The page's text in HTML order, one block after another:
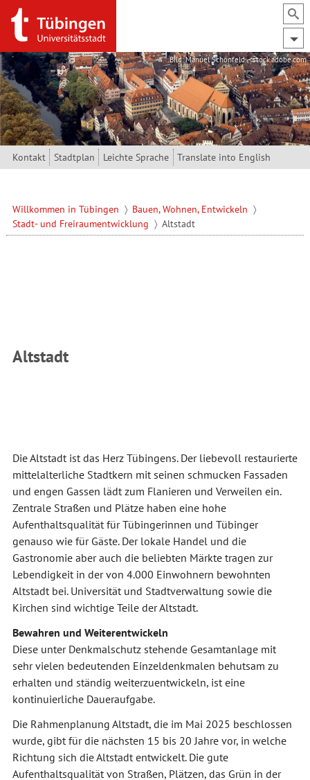
Direkt zum Inhalt
Bild: Manuel Schönfeld – stock.adobe.com
Kontakt Stadtplan Leichte Sprache Translate into English
Willkommen in Tübingen
Bauen, Wohnen, Entwickeln
Stadt- und Freiraumentwicklung
Altstadt
Altstadt
Die Altstadt ist das Herz Tübingens. Der liebevoll restaurierte
mittelalterliche Stadtkern mit seinen schmucken Fassaden
und engen Gassen lädt zum Flanieren und Verweilen ein.
Zentrale Straßen und Plätze haben eine hohe
Aufenthaltsqualität für Tübingerinnen und Tübinger
genauso wie für Gäste. Der lokale Handel und die
Gastronomie aber auch die beliebten Märkte tragen zur
Lebendigkeit in der von 4.000 Einwohnern bewohnten
Altstadt bei. Universität und Stadtverwaltung sowie die
Kirchen sind wichtige Teile der Altstadt.
Bewahren und Weiterentwickeln
Diese unter Denkmalschutz stehende Gesamtanlage mit
sehr vielen bedeutenden Einzeldenkmalen behutsam zu
erhalten und ständig weiterzuentwickeln, ist eine
kontinuierliche Daueraufgabe.
Die Rahmenplanung Altstadt, die im Mai 2025 beschlossen
wurde, gibt für die nächsten 15 bis 20 Jahre vor, in welche
Richtung sich die Altstadt entwickelt. Die gute
Aufenthaltsqualität von Straßen, Plätzen, das Grün in der